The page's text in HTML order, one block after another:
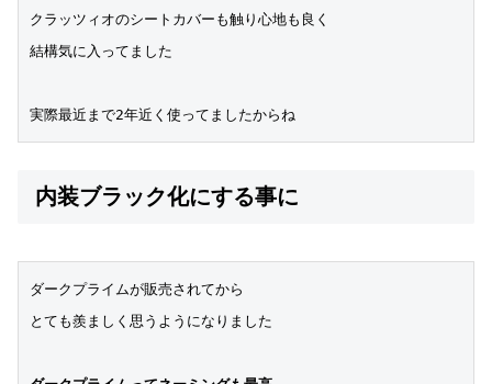
クラッツィオのシートカバーも触り心地も良く
結構気に入ってました
実際最近まで2年近く使ってましたからね
内装ブラック化にする事に
ダークプライムが販売されてから
とても羨ましく思うようになりました